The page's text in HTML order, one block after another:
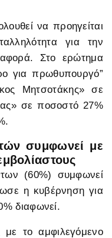
να προηγείται
για την
Στο ερώτημα
για πρωθυπουργό”
Μητσοτάκης» σε
σε ποσοστό 27%
συμφωνεί με
(60%) συμφωνεί
η κυβέρνηση για
διαφωνεί.
το αμφιλεγόμενο